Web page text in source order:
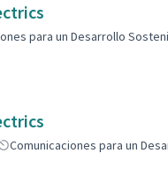
para un Desarrollo
Comunicaciones para un